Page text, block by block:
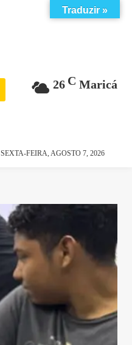
26 C Maricá
SEXTA-FEIRA, AGOSTO 7, 2026
Traduzir »